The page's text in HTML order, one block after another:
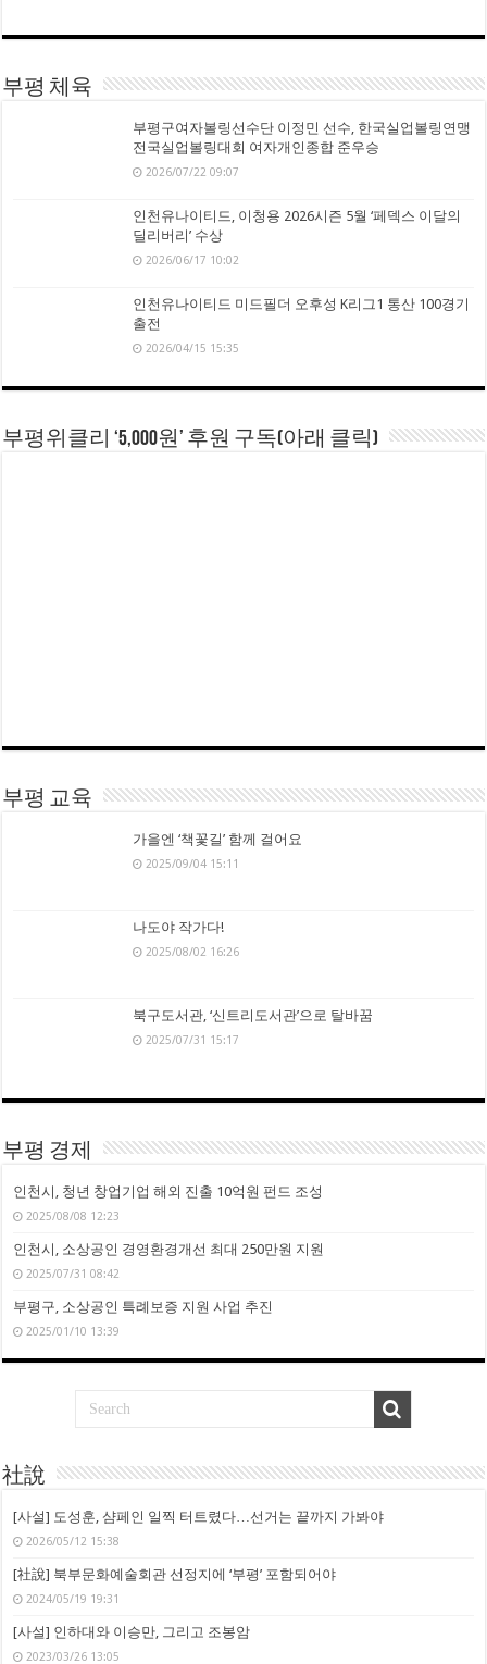
부평 체육
부평구여자볼링선수단 이정민 선수, 한국실업볼링연맹
전국실업볼링대회 여자개인종합 준우승
2026/07/22 09:07
인천유나이티드, 이청용 2026시즌 5월 ‘페덱스 이달의
딜리버리’ 수상
2026/06/17 10:02
인천유나이티드 미드필더 오후성 K리그1 통산 100경기
출전
2026/04/15 15:35
부평위클리 ‘5,000원’ 후원 구독(아래 클릭)
부평 교육
가을엔 ‘책꽃길’ 함께 걸어요
2025/09/04 15:11
나도야 작가다!
2025/08/02 16:26
북구도서관, ‘신트리도서관’으로 탈바꿈
2025/07/31 15:17
부평 경제
인천시, 청년 창업기업 해외 진출 10억원 펀드 조성
2025/08/08 12:23
인천시, 소상공인 경영환경개선 최대 250만원 지원
2025/07/31 08:42
부평구, 소상공인 특례보증 지원 사업 추진
2025/01/10 13:39
社說
[사설] 도성훈, 샴페인 일찍 터트렸다…선거는 끝까지 가봐야
2026/05/12 15:38
[社說] 북부문화예술회관 선정지에 ‘부평’ 포함되어야
2024/05/19 19:31
[사설] 인하대와 이승만, 그리고 조봉암
2023/03/26 13:05